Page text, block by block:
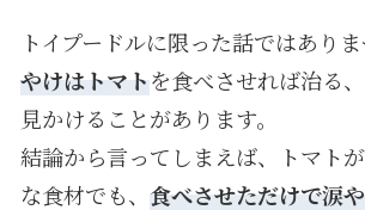
トイプードルに限った話ではありま
やけはトマトを食べさせれば治る
見かけることがあります。
結論から言ってしまえば、トマト
な食材でも、 食べさせただけで涙